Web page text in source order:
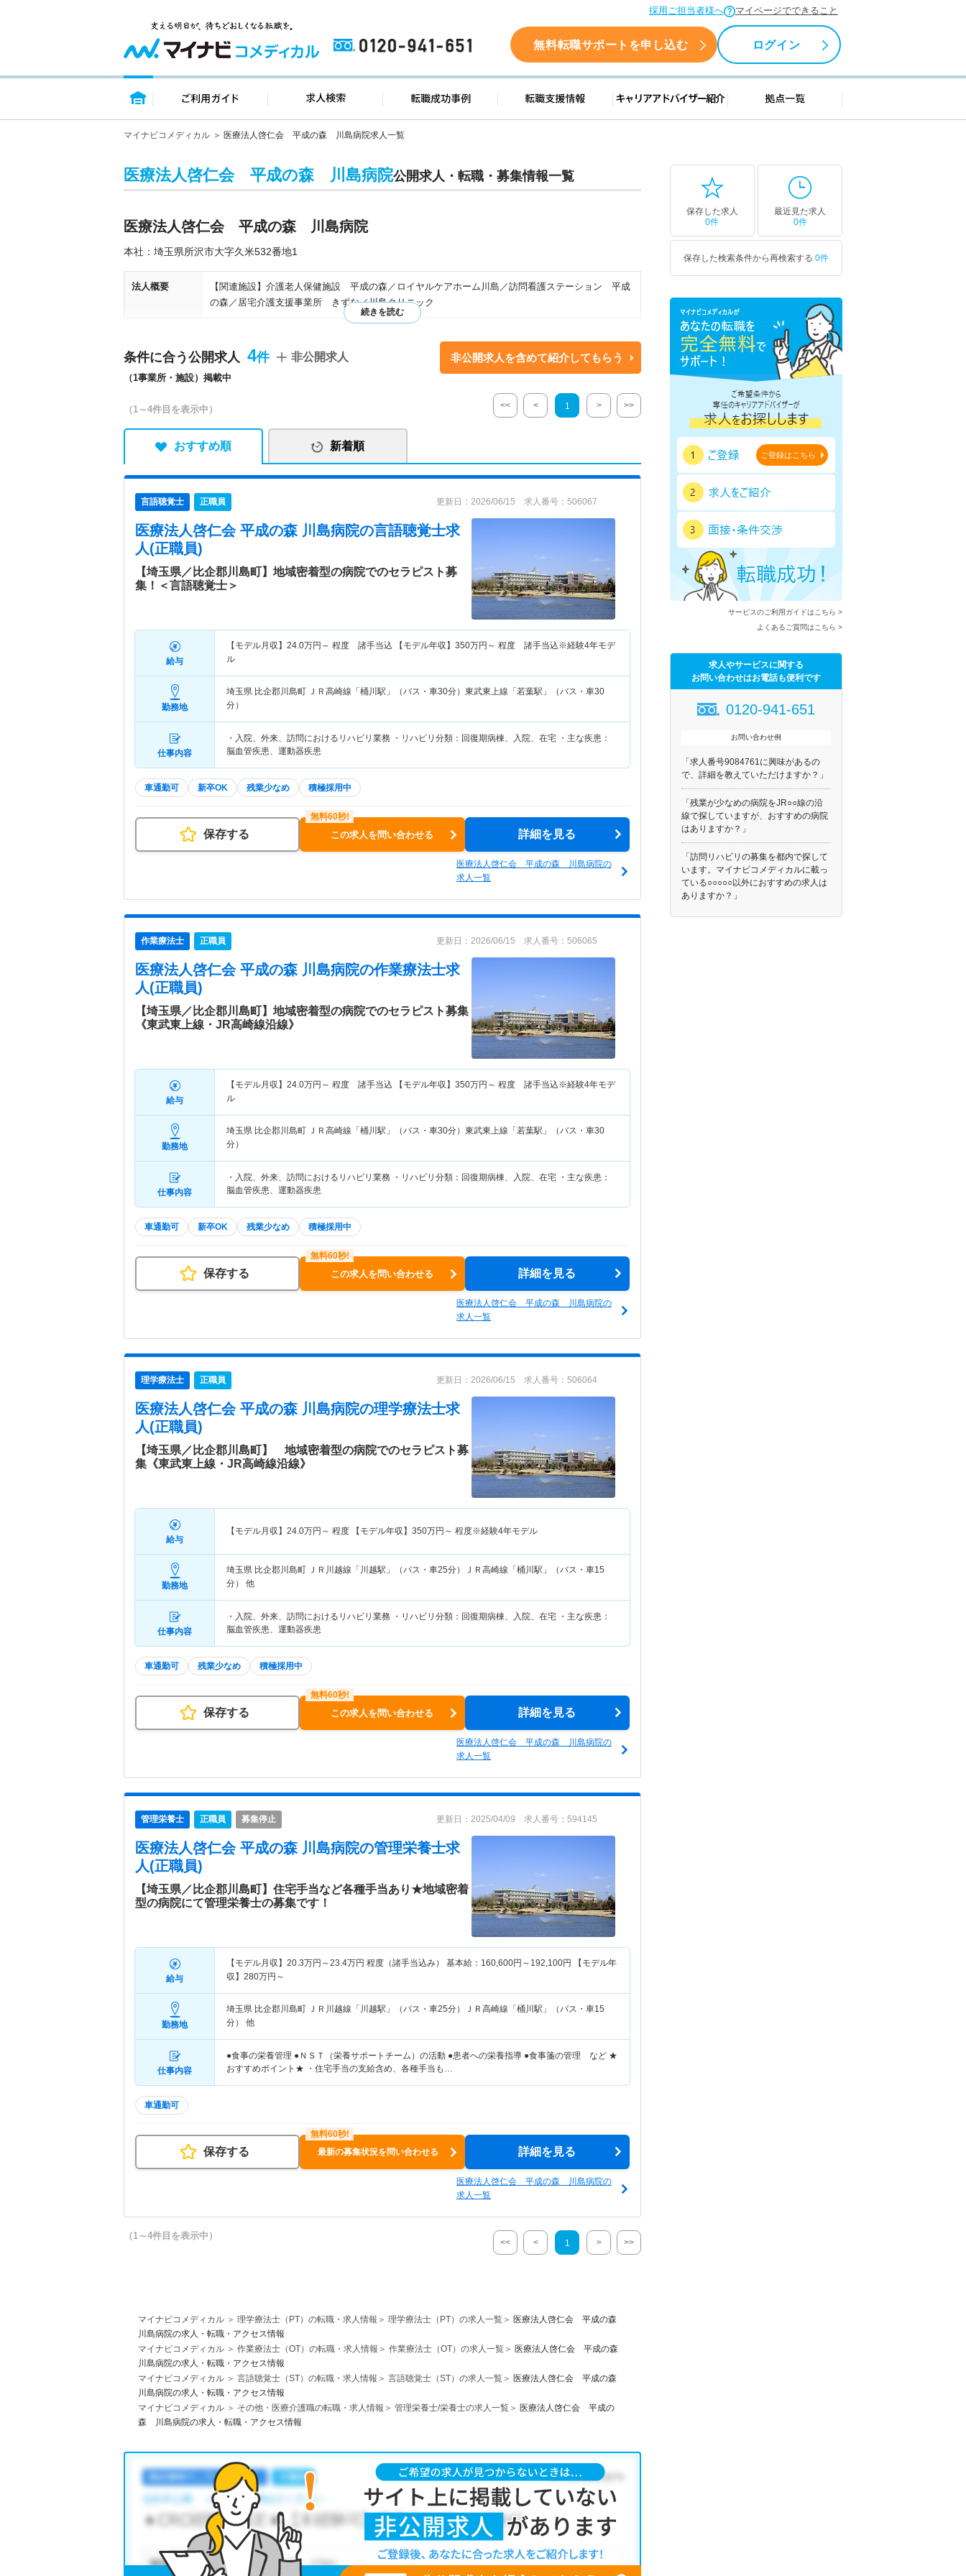
採用ご担当者様へ マイページでできること
0120-941-651 無料転職サポートを申し込む ログイン
トップページ ご利用ガイド 求人検索 転職成功事例 転職支援情報 キャリアアドバイザー紹介 拠点一覧
マイナビコメディカル 医療法人啓仁会 平成の森 川島病院求人一覧
医療法人啓仁会 平成の森 川島病院公開求人・転職・募集情報一覧
医療法人啓仁会 平成の森 川島病院
本社：埼玉県所沢市大字久米532番地1
法人概要
【関連施設】介護老人保健施設 平成の森／ロイヤルケアホーム川島／訪問看護ステーション 平成
の森／居宅介護支援事業所 きずな／川島クリニック
おります。平成の森・川島病院は療養、回復期リハビリテーションの病棟を所有しており、合計238
床の病棟の病院となっております。それにより残業も少ないためプライベートを充実させたい方や子
育て中の方も安心して勤務が出来る環境が整っております。また託児所も完備しており、半日で預け
条件に合う公開求人 4
（1事業所・施設）掲載中
非公開求人 非公開求人を含めて紹介してもらう
（1～4件目を表示中） << < 1 > >>
おすすめ順 新着順
言語聴覚士 正職員 更新日：2026/06/15 求人番号：506067
医療法人啓仁会 平成の森 川島病院の言語聴覚士求
人(正職員)
【埼玉県／比企郡川島町】地域密着型の病院でのセラピスト募
集！＜言語聴覚士＞
給与
【モデル月収】 24.0万円～ 程度 諸手当込 【モデル年収】 350万円～ 程度 諸手当込※経験4年モデ
ル
勤務地
埼玉県 比企郡川島町 ＪＲ高崎線「桶川駅」（バス・車30分）東武東上線「若葉駅」（バス・車30
分）
仕事内容
・入院、外来、訪問におけるリハビリ業務 ・リハビリ分類：回復期病棟、入院、在宅 ・主な疾患：
脳血管疾患、運動器疾患
車通勤可 新卒OK 残業少なめ 積極採用中
保存する この求人を問い合わせる 詳細を見る
医療法人啓仁会 平成の森 川島病院の
求人一覧
作業療法士 正職員 更新日：2026/06/15 求人番号：506065
医療法人啓仁会 平成の森 川島病院の作業療法士求
人(正職員)
【埼玉県／比企郡川島町】地域密着型の病院でのセラピスト募集
《東武東上線・JR高崎線沿線》
給与
【モデル月収】 24.0万円～ 程度 諸手当込 【モデル年収】 350万円～ 程度 諸手当込※経験4年モデ
ル
勤務地
埼玉県 比企郡川島町 ＪＲ高崎線「桶川駅」（バス・車30分）東武東上線「若葉駅」（バス・車30
分）
仕事内容
・入院、外来、訪問におけるリハビリ業務 ・リハビリ分類：回復期病棟、入院、在宅 ・主な疾患：
脳血管疾患、運動器疾患
車通勤可 新卒OK 残業少なめ 積極採用中
保存する この求人を問い合わせる 詳細を見る
医療法人啓仁会 平成の森 川島病院の
求人一覧
理学療法士 正職員 更新日：2026/06/15 求人番号：506064
医療法人啓仁会 平成の森 川島病院の理学療法士求
人(正職員)
【埼玉県／比企郡川島町】 地域密着型の病院でのセラピスト募
集《東武東上線・JR高崎線沿線》
給与
【モデル月収】 24.0万円～ 程度 【モデル年収】 350万円～ 程度※経験4年モデル
勤務地
埼玉県 比企郡川島町 ＪＲ川越線「川越駅」（バス・車25分）ＪＲ高崎線「桶川駅」（バス・車15
分） 他
仕事内容
・入院、外来、訪問におけるリハビリ業務 ・リハビリ分類：回復期病棟、入院、在宅 ・主な疾患：
脳血管疾患、運動器疾患
車通勤可 残業少なめ 積極採用中
保存する この求人を問い合わせる 詳細を見る
医療法人啓仁会 平成の森 川島病院の
求人一覧
管理栄養士 正職員 募集停止 更新日：2025/04/09 求人番号：594145
医療法人啓仁会 平成の森 川島病院の管理栄養士求
人(正職員)
【埼玉県／比企郡川島町】住宅手当など各種手当あり★地域密着
型の病院にて管理栄養士の募集です！
給与
【モデル月収】 20.3万円～23.4万円 程度（諸手当込み） 基本給：160,600円～192,100円 【モデル年
収】 280万円～
勤務地
埼玉県 比企郡川島町 ＪＲ川越線「川越駅」（バス・車25分）ＪＲ高崎線「桶川駅」（バス・車15
分） 他
仕事内容
●食事の栄養管理 ●ＮＳＴ（栄養サポートチーム）の活動 ●患者への栄養指導 ●食事箋の管理 など ★
おすすめポイント★ ・住宅手当の支給含め、各種手当も…
車通勤可
保存する 最新の募集状況を問い合わせる 詳細を見る
医療法人啓仁会 平成の森 川島病院の
求人一覧
（1～4件目を表示中）
<< < 1 > >>
マイナビコメディカル 理学療法士（PT）の転職・求人情報 理学療法士（PT）の求人一覧
医療法人啓仁会 平成の森
川島病院の求人・転職・アクセス情報
マイナビコメディカル
作業療法士（OT）の転職・求人情報 作業療法士（OT）の求人一覧
医療法人啓仁会 平成の森
川島病院の求人・転職・アクセス情報
マイナビコメディカル
言語聴覚士（ST）の転職・求人情報 言語聴覚士（ST）の求人一覧
医療法人啓仁会 平成の森
川島病院の求人・転職・アクセス情報
マイナビコメディカル
その他・医療介護職の転職・求人情報 管理栄養士/栄養士の求人一覧
医療法人啓仁会 平成の
森 川島病院の求人・転職・アクセス情報
保存した求人
0件
最近見た求人
0件
保存した検索条件から再検索する 0件
ご登録はこちら
サービスのご利用ガイドはこちら >
よくあるご質問はこちら >
求人やサービスに関する
お問い合わせはお電話も便利です
0120-941-651
お問い合わせ例
「求人番号9084761に興味があるの
で、詳細を教えていただけますか？」
「残業が少なめの病院をJR○○線の沿
線で探していますが、おすすめの病院
はありますか？」
「訪問リハビリの募集を都内で探して
います。マイナビコメディカルに載っ
ている○○○○○以外におすすめの求人は
ありますか？」